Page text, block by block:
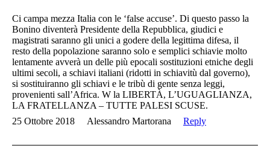
Ci campa mezza Italia con le ‘false accuse’. Di questo passo la
Bonino diventerà Presidente della Repubblica, giudici e
magistrati saranno gli unici a godere della legittima difesa, il
resto della popolazione saranno solo e semplici schiavie molto
lentamente avverà un delle più epocali sostituzioni etniche degli
ultimi secoli, a schiavi italiani (ridotti in schiavitù dal governo),
si sostituiranno gli schiavi e le tribù di gente senza leggi,
provenienti sall’Africa. W la LIBERTÀ, L’UGUAGLIANZA,
LA FRATELLANZA – TUTTE PALESI SCUSE.
25 Ottobre 2018
Alessandro Martorana Reply